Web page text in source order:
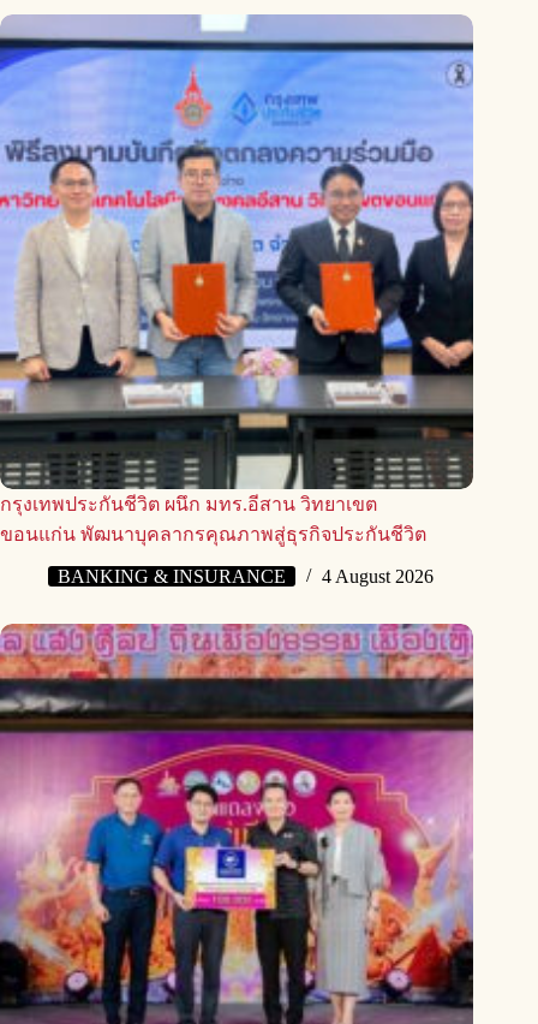
กรุงเทพประกันชีวิต ผนึก มทร.อีสาน วิทยาเขต
ขอนแก่น พัฒนาบุคลากรคุณภาพสู่ธุรกิจประกันชีวิต
BANKING & INSURANCE 4 August 2026